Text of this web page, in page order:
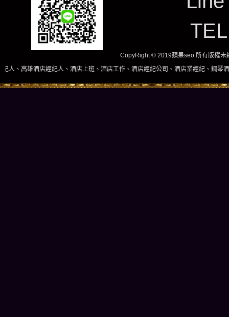
CopyRight © 2019蘋果seo 所有版權未
酒店經紀人、酒店上班、酒店工作、酒店經紀公司、酒店業經紀、鋼琴酒吧、